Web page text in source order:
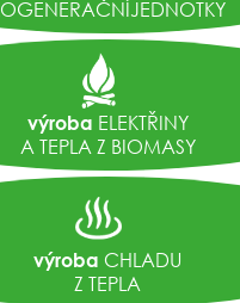
výroba ELEKTŘINY
A TEPLA Z BIOMASY
výroba CHLADU
Z TEPLA